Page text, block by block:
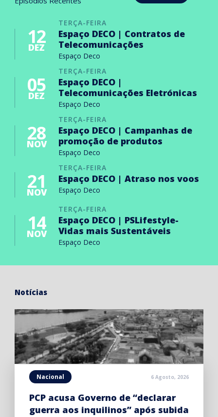
TERÇA-FEIRA
12
DEZ
Espaço DECO | Contratos de
Telecomunicações
Espaço Deco
TERÇA-FEIRA
05
DEZ
Espaço DECO |
Telecomunicações Eletrónicas
Espaço Deco
TERÇA-FEIRA
28
NOV
Espaço DECO | Campanhas de
promoção de produtos
Espaço Deco
TERÇA-FEIRA
21
NOV
Espaço DECO | Atraso nos voos
Espaço Deco
TERÇA-FEIRA
14
NOV
Espaço DECO | PSLifestyle-
Vidas mais Sustentáveis
Espaço Deco
Notícias
Nacional 6 Agosto, 2026
PCP acusa Governo de “declarar
guerra aos inquilinos” após subida